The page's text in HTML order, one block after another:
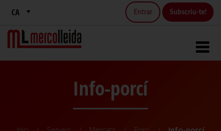
Entrar Subscriu-te!
Info-porcí